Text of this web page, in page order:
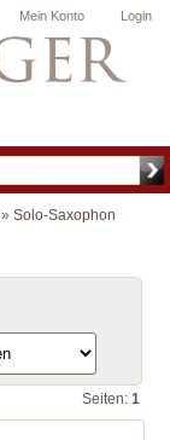
Login
Mein Konto
» Solo-Saxophon
Seiten: 1